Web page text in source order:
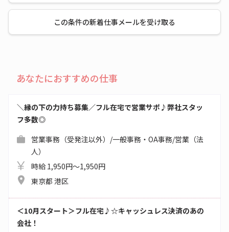
この条件の新着仕事メールを受け取る
あなたにおすすめの仕事
＼縁の下の力持ち募集／フル在宅で営業サポ♪弊社スタッ
フ多数◎
営業事務（受発注以外）/一般事務・OA事務/営業（法
人）
時給 1,950円～1,950円
東京都 港区
＜10月スタート＞フル在宅♪☆キャッシュレス決済のあの
会社！